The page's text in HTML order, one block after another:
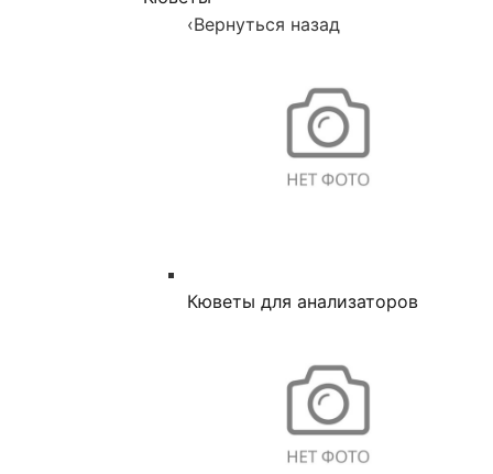
‹Вернуться назад
Кюветы для анализаторов